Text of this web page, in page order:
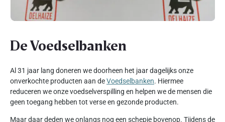
De Voedselbanken
Al 31 jaar lang doneren we doorheen het jaar dagelijks onze
onverkochte producten aan deVoedselbanken. Hiermee
reduceren we onze voedselverspilling en helpen we de mensen die
geen toegang hebben tot verse en gezonde producten.
Maar daar deden we onlangs nog een schepje bovenop. Tijdens de